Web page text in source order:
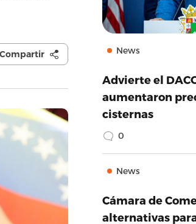
Compartir News
Advierte el
aumentaron
cisternas
0
News
Cámara de
alternativas